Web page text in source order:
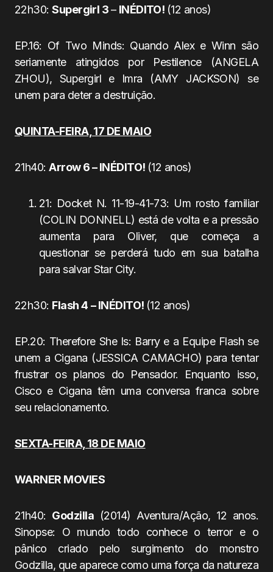
22h30:Supergirl 3– INÉDITO! (12 anos)
EP.16: Of Two Minds: Quando Alex e Winn são
seriamente atingidos por Pestilence (ANGELA
ZHOU), Supergirl e Imra (AMY JACKSON) se
unem para deter a destruição.
QUINTA-FEIRA, 17 DE MAIO
21h40:Arrow 6 – INÉDITO! (12 anos)
21: Docket N. 11-19-41-73: Um rosto familiar
(COLIN DONNELL) está de volta e a pressão
aumenta para Oliver, que começa a
questionar se perderá tudo em sua batalha
para salvar Star City.
22h30: Flash 4 – INÉDITO! (12 anos)
EP.20: Therefore She Is: Barry e a Equipe Flash se
unem a Cigana (JESSICA CAMACHO) para tentar
frustrar os planos do Pensador. Enquanto isso,
Cisco e Cigana têm uma conversa franca sobre
seu relacionamento.
SEXTA-FEIRA, 18 DE MAIO
WARNER MOVIES
21h40: Godzilla (2014) Aventura/Ação, 12 anos.
Sinopse: O mundo todo conhece o terror e o
pânico criado pelo surgimento do monstro
Godzilla, que aparece como uma força da natureza